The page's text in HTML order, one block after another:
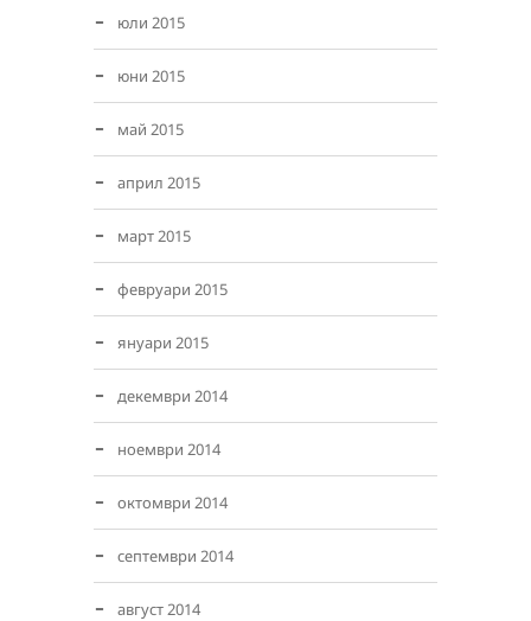
юли 2015
юни 2015
май 2015
април 2015
март 2015
февруари 2015
януари 2015
декември 2014
ноември 2014
октомври 2014
септември 2014
август 2014